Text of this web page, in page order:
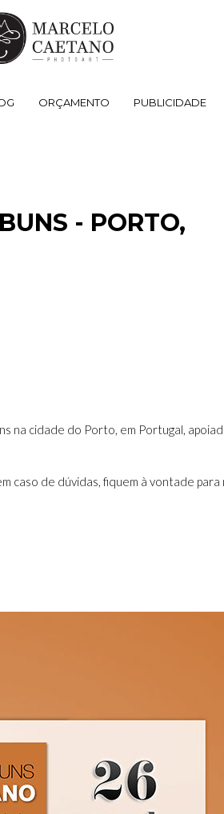
ORÇAMENTO PUBLICIDADE
- PORTO,
na cidade do Porto, em Portugal,
caso de dúvidas, fiquem à vontade para